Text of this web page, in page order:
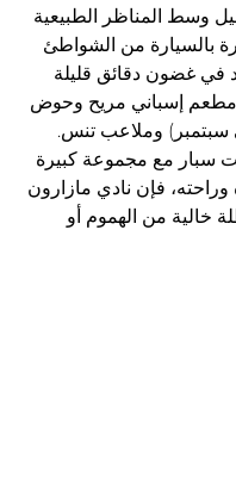
وسط المناظر الطبيعية
بالسيارة من الشواطئ
في غضون دقائق قليلة
مطعم إسباني مريح وحوض
سبتمبر) وملاعب تنس.
سبار مع مجموعة كبيرة
فإن نادي مازارون
خالية من الهموم أو